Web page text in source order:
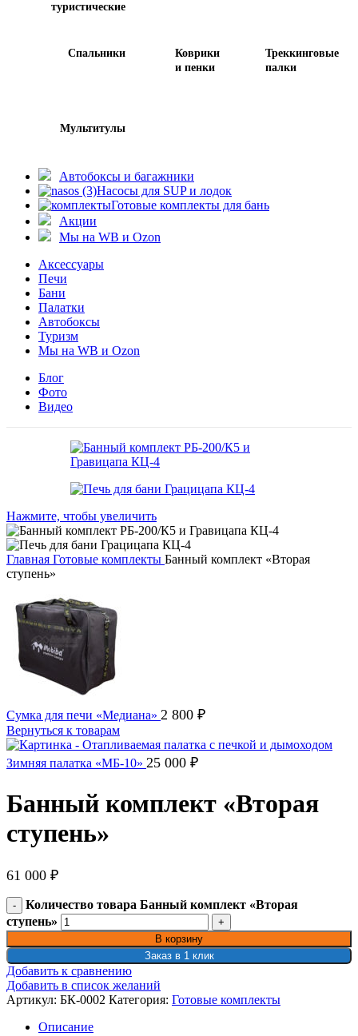
туристические
Спальники
Коврики
и пенки
Треккинговые
палки
Мультитулы
Автобоксы и багажники
Насосы для SUP и лодок
Готовые комплекты для бань
Акции
Мы на WB и Ozon
Аксессуары
Печи
Бани
Палатки
Автобоксы
Туризм
Мы на WB и Ozon
Блог
Фото
Видео
Нажмите, чтобы увеличить
Главная Готовые комплекты Банный комплект «Вторая
ступень»
Сумка для печи «Медиана» 2 800 ₽
Вернуться к товарам
Зимняя палатка «МБ-10» 25 000 ₽
Банный комплект «Вторая
ступень»
61 000 ₽
Количество товара Банный комплект «Вторая
ступень»
В корзину
Заказ в 1 клик
Добавить к сравнению
Добавить в список желаний
Артикул: БК-0002 Категория: Готовые комплекты
Описание